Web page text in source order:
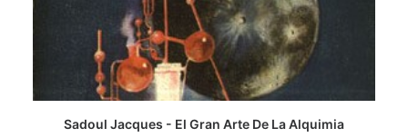
LEER MÁS
Sadoul Jacques - El Gran Arte De La Alquimia